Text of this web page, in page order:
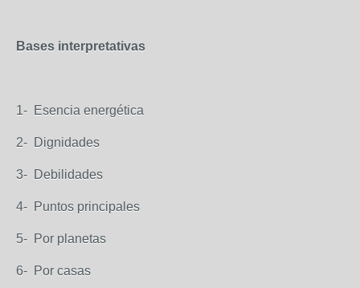
Bases interpretativas
1- Esencia energética
2- Dignidades
3- Debilidades
4- Puntos principales
5- Por planetas
6- Por casas